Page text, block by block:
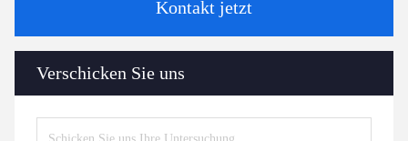
Kontakt jetzt
Verschicken Sie uns